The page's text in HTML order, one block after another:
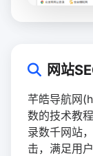
网站
芊皓导航网
数的技术教
录数千网站
击，满足用